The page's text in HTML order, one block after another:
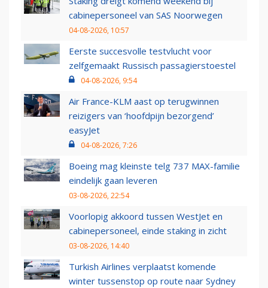
cabinepersoneel van SAS Noorwegen
04-08-2026, 10:57
Eerste succesvolle testvlucht voor
zelfgemaakt Russisch passagierstoestel
04-08-2026, 9:54
Air France-KLM aast op terugwinnen
reizigers van ‘hoofdpijn bezorgend’
easyJet
04-08-2026, 7:26
Boeing mag kleinste telg 737 MAX-familie
eindelijk gaan leveren
03-08-2026, 22:54
Voorlopig akkoord tussen WestJet en
cabinepersoneel, einde staking in zicht
03-08-2026, 14:40
Turkish Airlines verplaatst komende
winter tussenstop op route naar Sydney